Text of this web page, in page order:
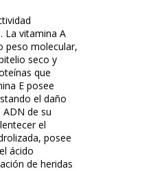
La vitamina A
peso molecular,
seco y
que
E posee
el daño
de su
el
posee
ácido
de heridas